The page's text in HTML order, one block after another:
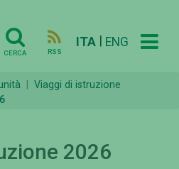
CERCA RSS
ITA ENG
Viaggi di istruzione
2026